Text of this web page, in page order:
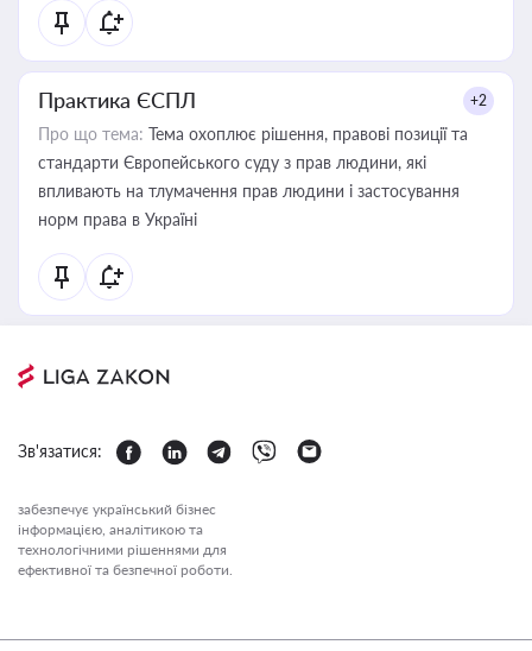
Практика ЄСПЛ +2
Про що тема: Тема охоплює рішення, правові позиції та
стандарти Європейського суду з прав людини, які
впливають на тлумачення прав людини і застосування
норм права в Україні
Зв'язатися:
забезпечує український бізнес
інформацією, аналітикою та
технологічними рішеннями для
ефективної та безпечної роботи.